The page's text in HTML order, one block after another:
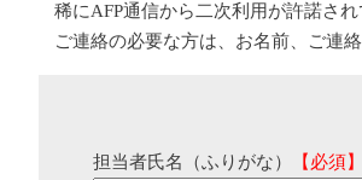
稀にAFP通信から二次利用が許諾さ
ご連絡の必要な方は、お名前、ご連
担当者氏名（ふりがな） 【必須】